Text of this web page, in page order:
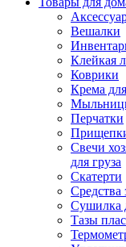
Вешалки
Клейкая
Коврики
Крема
Перчатки
Свечи
для груза
Скатерти
Сушилка
Тазы